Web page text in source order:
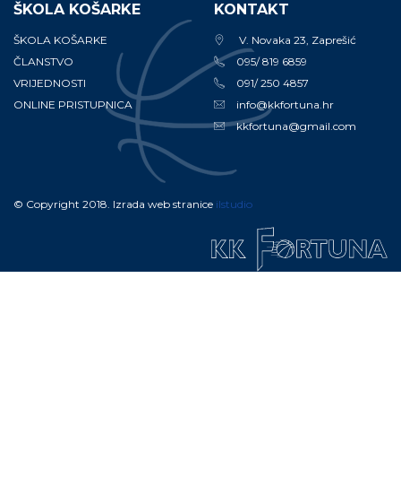
ŠKOLA KOŠARKE
ŠKOLA KOŠARKE
ČLANSTVO
VRIJEDNOSTI
ONLINE PRISTUPNICA
KONTAKT
V. Novaka 23, Zaprešić
095/ 819 6859
091/ 250 4857
info@kkfortuna.hr
kkfortuna@gmail.com
© Copyright 2018. Izrada web stranice ilstudio